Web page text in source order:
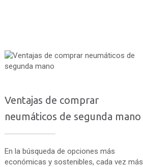
Ventajas de comprar
neumáticos de segunda mano
En la búsqueda de opciones más
económicas y sostenibles, cada vez más